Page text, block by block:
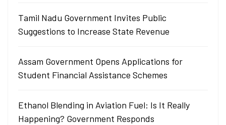
Tamil Nadu Government Invites Public
Suggestions to Increase State Revenue
Assam Government Opens Applications for
Student Financial Assistance Schemes
Ethanol Blending in Aviation Fuel: Is It Really
Happening? Government Responds